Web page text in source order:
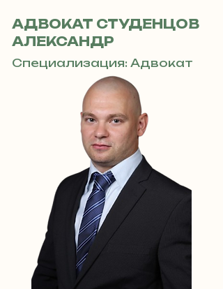
АДВОКАТ СТУДЕНЦОВ
АЛЕКСАНДР
Специализация: Адвокат